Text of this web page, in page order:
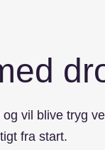
vil blive tryg
fra start.